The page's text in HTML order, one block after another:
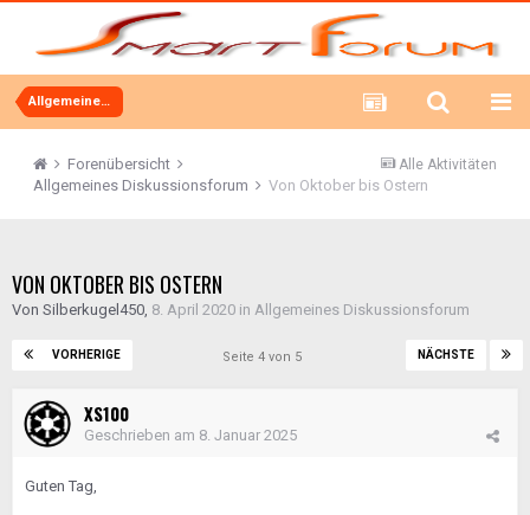
Allgemeines Diskussionsforum
Alle Aktivitäten
Forenübersicht
Allgemeines Diskussionsforum
Von Oktober bis Ostern
VON OKTOBER BIS OSTERN
Von Silberkugel450, 8. April 2020 in Allgemeines Diskussionsforum
VORHERIGE NÄCHSTE
Seite 4 von 5
XS100
Geschrieben am 8. Januar 2025
Guten Tag,